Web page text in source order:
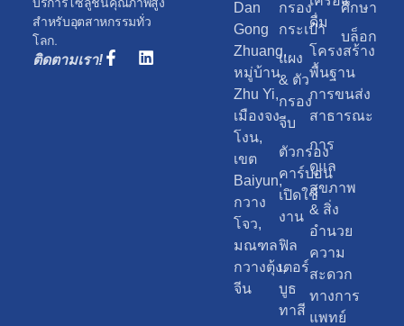
สำหรับอุตสาหกรรมทั่ว
โลก.
ติดตามเรา!
กรอง
กระเป๋า
แผง
& ตัว
กรอง
จีบ
ตัวกรอง
คาร์บอน
เปิดใช้
งาน
ฟิล
เตอร์
บูธ
ทาสี
ดื่ม
โครงสร้าง
พื้นฐาน
การขนส่ง
สาธารณะ
การ
ดูแล
สุขภาพ
& สิ่ง
อำนวย
ความ
สะดวก
ทางการ
แพทย์
ศึกษา
บล็อก
Dan
Gong
Zhuang,
หมู่บ้าน
Zhu Yi,
เมืองจง
โงน,
เขต
Baiyun,
กวาง
โจว,
มณฑล
กวางตุ้ง,
จีน